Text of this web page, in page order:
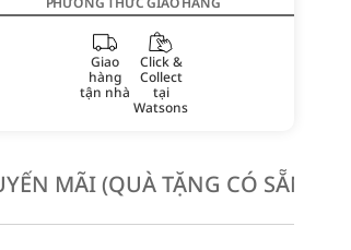
Giao
hàng
tận nhà
Click &
Collect
tại
Watsons
MÃI (QUÀ TẶNG CÓ SẴN